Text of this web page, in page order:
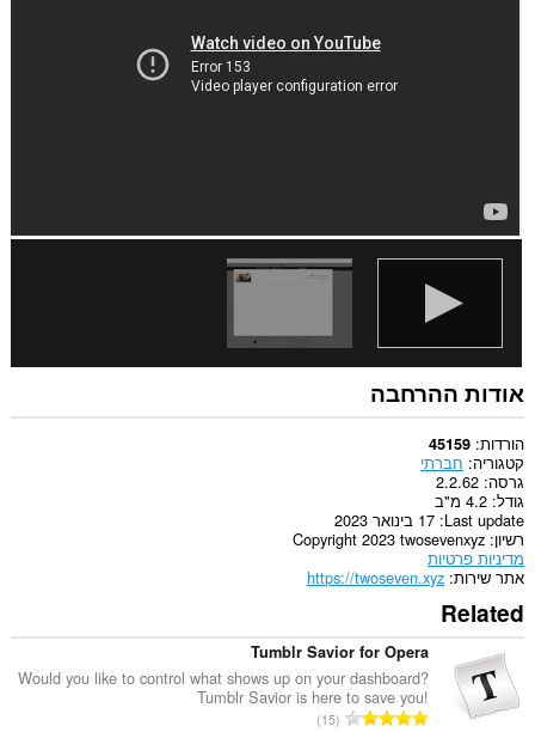
This
history,
cookies,
downloads,
passwords
and
related
data.
This
extension
can
create
rich
and
display
them
you
in
אודות ההרחבה
הורדות 45159
קטגוריה חברתי
גרסה 2.2.62
גודל 4.2 מ"ב
Last update 17 בינואר 2023
רשיון Copyright 2023 twosevenxyz
מדיניות פרטיות
אתר שירות https://twoseven.xyz
Related
Tumblr Savior for Opera
Would you like to control what shows up on your dashboard?
Tumblr Savior is here to save you!
מ15